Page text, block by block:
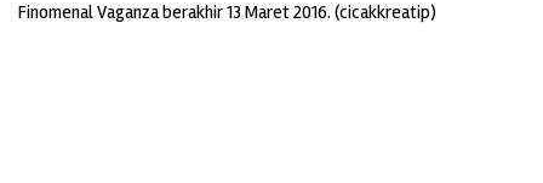
Finomenal Vaganza berakhir 13 Maret 2016. (cicakkreatip)